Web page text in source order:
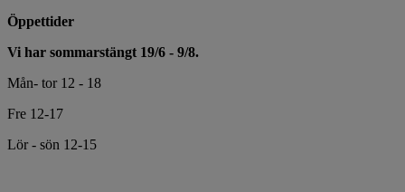
Öppettider
Vi har sommarstängt 19/6 - 9/8.
Mån- tor 12 - 18
Fre 12-17
Lör - sön 12-15